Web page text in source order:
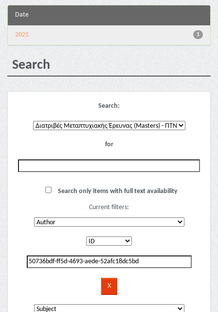
Date
1
2021
Search
Search:
for
Search only items with full text availability
Current filters: